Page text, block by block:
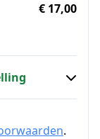
€ 17,00
.